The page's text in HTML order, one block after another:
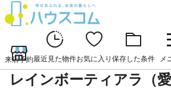
来店予約最近見た物件お気に入り 保存した条件 メ
レインボーティアラ（